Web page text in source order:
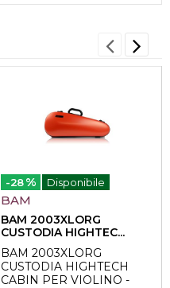
-28 % Disponibile
BAM
BAM 2003XLORG
CUSTODIA HIGHTEC...
BAM 2003XLORG
CUSTODIA HIGHTECH
CABIN PER VIOLINO -